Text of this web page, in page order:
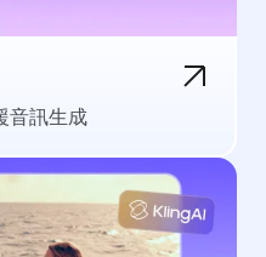
音訊生成